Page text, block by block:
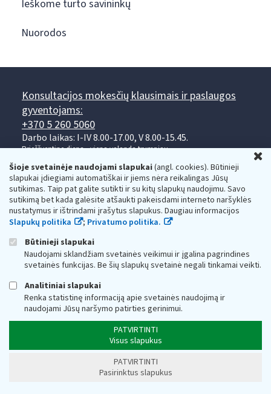
Šioje svetainėje naudojami slapukai(angl. cookies). Būtinieji
slapukai įdiegiami automatiškai ir jiems nėra reikalingas Jūsų
sutikimas. Taip pat galite sutikti ir su kitų slapukų naudojimu. Savo
sutikimą bet kada galėsite atšaukti pakeisdami interneto naršyklės
nustatymus ir ištrindami įrašytus slapukus. Daugiau informacijos
Slapukų politika
; Privatumo politika.
Būtinieji slapukai
Naudojami sklandžiam svetainės veikimui ir įgalina pagrindines
svetainės funkcijas. Be šių slapukų svetainė negali tinkamai veikti.
Analitiniai slapukai
Renka statistinę informaciją apie svetainės naudojimą ir
naudojami Jūsų naršymo patirties gerinimui.
PATVIRTINTI
Visus slapukus
PATVIRTINTI
Pasirinktus slapukus
Ieškome turto savininkų
Nuorodos
Konsultacijos mokesčių klausimais ir paslaugos
gyventojams:
+370 5 260 5060
Darbo laikas: I-IV 8.00-17.00, V 8.00-15.45.
Prieššventinę dieną - viena valanda trumpiau.
Paklausimas perMano VMI
Valstybinė mokesčių inspekcija prie Lietuvos
Respublikos finansų ministerijos
Biudžetinė įstaiga. Juridinio asmens kodas — 188659752,
adresas: Vasario 16-osios g. 14, 01107 Vilnius, Lietuva, el.paštas:
vmi@vmi.lt, E. pristatymo dėžutės adresas 188659752
Duomenys apie Valstybinę mokesčių inspekciją prie Lietuvos
Respublikos finansų ministerijos kaupiami ir saugomi Juridinių